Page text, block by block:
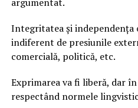
Integritatea şi
indiferent de presiunile
comercială, politică, etc.
Exprimarea va fi liberă, dar
respectând normele